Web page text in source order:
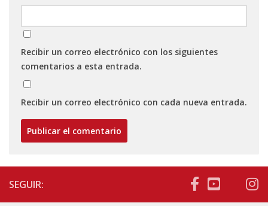
Recibir un correo electrónico con los siguientes
comentarios a esta entrada.
Recibir un correo electrónico con cada nueva entrada.
SEGUIR: